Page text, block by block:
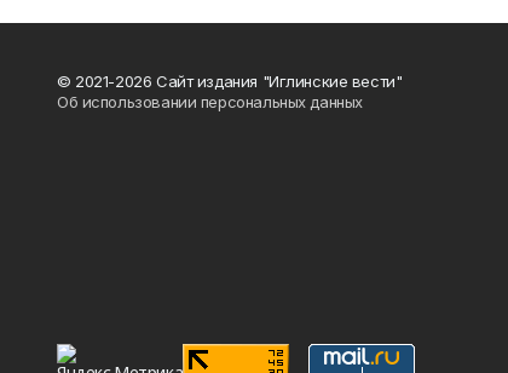
© 2021-2026 Сайт издания "Иглинские вести"
Об использовании персональных данных